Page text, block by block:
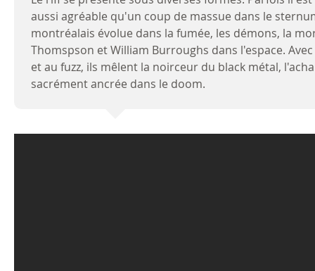
aussi agréable qu'un coup de massue dans le
montréalais évolue dans la fumée, les démons, la
Thomspson et William Burroughs dans l'espace.
et au fuzz, ils mêlent la noirceur du black métal,
sacrément ancrée dans le doom.